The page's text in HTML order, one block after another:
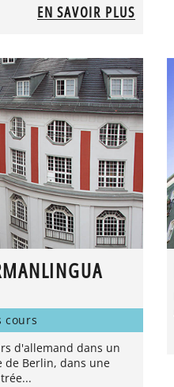
EN SAVOIR PLUS
cours
d'allemand dans un
Berlin, dans une